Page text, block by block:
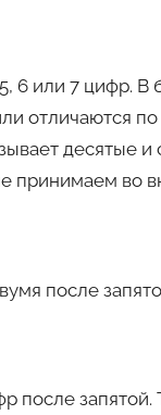
6 или 7 цифр. В
отличаются по
десятые
принимаем во
после
после